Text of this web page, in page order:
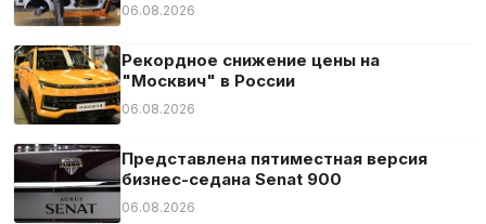
Система «старт-стоп»
Система аварийного вызова
Система контроля скоростного режима
Система оповещения о расстоянии
Система предупреждения об усталости
Складные боковые зеркала
Спортивная подвеска
06.08.2026
Рекордное снижение цены на
"Москвич" в России
06.08.2026
Представлена пятиместная версия
бизнес-седана Senat 900
06.08.2026